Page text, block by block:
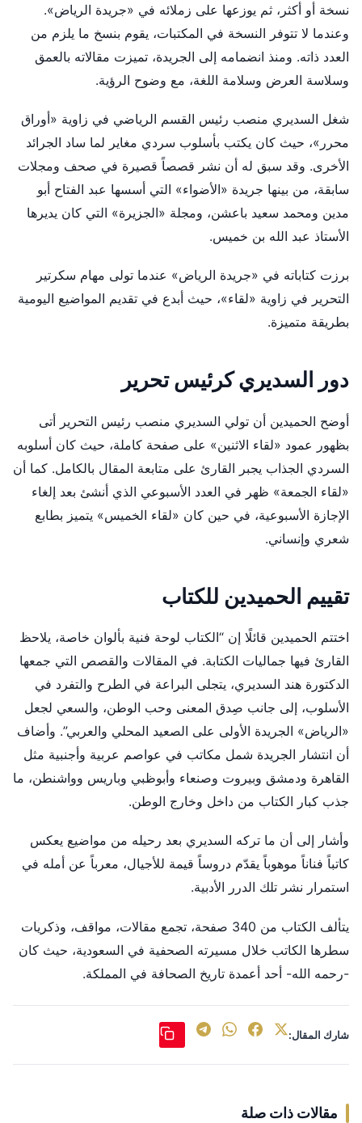
نسخة أو أكثر، ثم يوزعها على زملائه في «جريدة الرياض».
وعندما لا تتوفر النسخة في المكتبات، يقوم بنسخ ما يلزم من
العدد ذاته. ومنذ انضمامه إلى الجريدة، تميزت مقالاته بالعمق
وسلاسة العرض وسلامة اللغة، مع وضوح الرؤية.
شغل السديري منصب رئيس القسم الرياضي في زاوية «أوراق
محرر»، حيث كان يكتب بأسلوب سردي مغاير لما ساد الجرائد
الأخرى. وقد سبق له أن نشر قصصاً قصيرة في صحف ومجلات
سابقة، من بينها جريدة «الأضواء» التي أسسها عبد الفتاح أبو
مدين ومحمد سعيد باعشن، ومجلة «الجزيرة» التي كان يديرها
الأستاذ عبد الله بن خميس.
برزت كتاباته في «جريدة الرياض» عندما تولى مهام سكرتير
التحرير في زاوية «لقاء»، حيث أبدع في تقديم المواضيع اليومية
بطريقة متميزة.
دور السديري كرئيس تحرير
أوضح الحميدين أن تولي السديري منصب رئيس التحرير أتى
بظهور عمود «لقاء الاثنين» على صفحة كاملة، حيث كان أسلوبه
السردي الجذاب يجبر القارئ على متابعة المقال بالكامل. كما أن
«لقاء الجمعة» ظهر في العدد الأسبوعي الذي أنشئ بعد إلغاء
الإجازة الأسبوعية، في حين كان «لقاء الخميس» يتميز بطابع
شعري وإنساني.
تقييم الحميدين للكتاب
اختتم الحميدين قائلًا إن “الكتاب لوحة فنية بألوان خاصة، يلاحظ
القارئ فيها جماليات الكتابة. في المقالات والقصص التي جمعها
الدكتورة هند السديري، يتجلى البراعة في الطرح والتفرد في
الأسلوب، إلى جانب صِدق المعنى وحب الوطن، والسعي لجعل
«الرياض» الجريدة الأولى على الصعيد المحلي والعربي”. وأضاف
أن انتشار الجريدة شمل مكاتب في عواصم عربية وأجنبية مثل
القاهرة ودمشق وبيروت وصنعاء وأبوظبي وباريس وواشنطن، ما
جذب كبار الكتاب من داخل وخارج الوطن.
وأشار إلى أن ما تركه السديري بعد رحيله من مواضيع يعكس
كاتباً فناناً موهوباً يقدّم دروساً قيمة للأجيال، معرباً عن أمله في
استمرار نشر تلك الدرر الأدبية.
يتألف الكتاب من 340 صفحة، تجمع مقالات، مواقف، وذكريات
سطرها الكاتب خلال مسيرته الصحفية في السعودية، حيث كان
-رحمه الله- أحد أعمدة تاريخ الصحافة في المملكة.
شارك المقال:
مقالات ذات صلة